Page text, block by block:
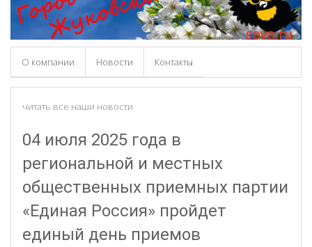
О компании Новости Контакты
читать все наши новости
04 июля 2025 года в
региональной и местных
общественных приемных партии
«Единая Россия» пройдет
единый день приемов